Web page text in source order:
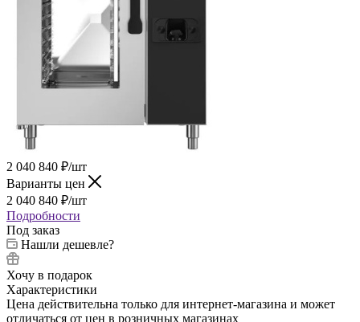
2 040 840 ₽/шт
Варианты цен
2 040 840 ₽/шт
Подробности
Под заказ
Нашли дешевле?
Хочу в подарок
Характеристики
Цена действительна только для интернет-магазина и может
отличаться от цен в розничных магазинах